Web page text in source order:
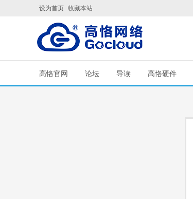
设为首页 收藏本站
高恪官网 论坛 导读 高恪硬件